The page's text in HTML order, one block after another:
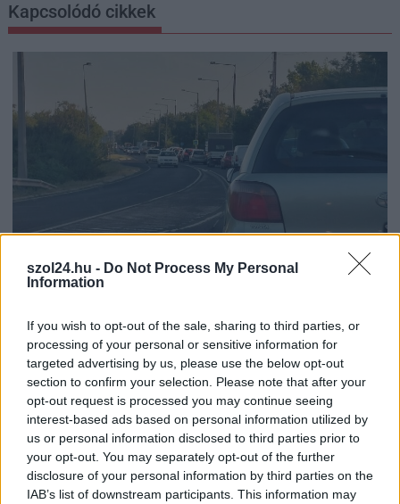
szol24.hu - Do Not Process My Personal
Information
If you wish to opt-out of the sale, sharing to third parties, or
processing of your personal or sensitive information for
targeted advertising by us, please use the below opt-out
section to confirm your selection. Please note that after your
opt-out request is processed you may continue seeing
interest-based ads based on personal information utilized by
us or personal information disclosed to third parties prior to
your opt-out. You may separately opt-out of the further
disclosure of your personal information by third parties on the
IAB’s list of downstream participants. This information may
Kapcsolódó cikkek
Szolnokon egy kulcsfontosságú körforgalmat
részlegesen lezárnak a napokban, a közlekedés az
átlagost is meghaladó mértékben lebénul
Az aszfalt olyan nagymértékben károsodott, hogy már
nemigen lehet tovább húzni a javítási munkálatokat, ezzel
viszont...
Szolnok